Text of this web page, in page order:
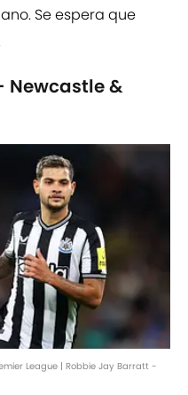
Se espera que
Newcastle &
League | Robbie Jay Barratt -